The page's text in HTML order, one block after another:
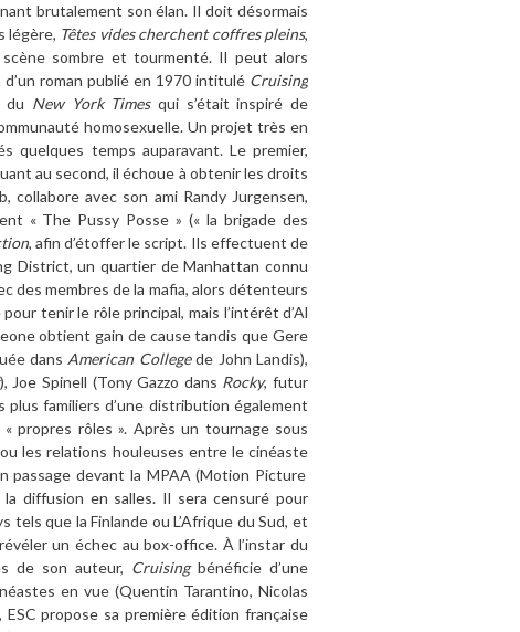
brutalement son élan. Il doit désormais
légère, Têtes vides cherchent coffres pleins,
sombre et tourmenté. Il peut alors
d’un roman publié en 1970 intitulé Cruising
du New York Timesqui s’était inspiréde
homosexuelle. Un projet très en
quelques temps auparavant. Le premier,
au second,il échoue à obtenir les droits
collabore avec son ami Randy Jurgensen,
« The Pussy Posse»(«la brigade des
, afin d’étofferle script. Ils effectuent de
District, un quartier de Manhattan connu
des membres de la mafia, alors détenteurs
pour tenir le rôle principal, mais l’intérêt d’Al
obtient gain de causetandis queGere
ée dansAmerican Collegede John Landis),
), Joe Spinell (Tony Gazzo dans Rocky, futur
plus familiers d’une distribution également
propres rôles». Après un tournage sous
ou lesrelations houleuses entre lecinéaste
passage devant la MPAA (Motion Picture
diffusion en salles. Il sera censuré pour
tels que la Finlande ou L’Afrique du Sud, et
véler un échec au box-office. Àl’instardu
de son auteur, Cruisingbénéficie d’une
éastes en vue (Quentin Tarantino, Nicolas
ESC propose sa premièreédition française